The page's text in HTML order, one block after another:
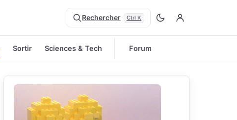
Rechercher Ctrl K
Sortir Sciences & Tech Forum